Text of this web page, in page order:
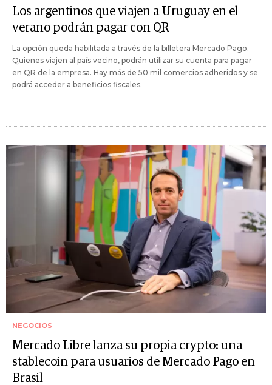
Los argentinos que viajen a Uruguay en el
verano podrán pagar con QR
La opción queda habilitada a través de la billetera Mercado Pago.
Quienes viajen al país vecino, podrán utilizar su cuenta para pagar
en QR de la empresa. Hay más de 50 mil comercios adheridos y se
podrá acceder a beneficios fiscales.
NEGOCIOS
Mercado Libre lanza su propia crypto: una
stablecoin para usuarios de Mercado Pago en
Brasil